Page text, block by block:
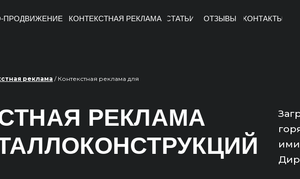
ПРОДВИЖЕНИЕ КОНТЕКСТНАЯ РЕКЛАМА КОНТАКТЫ
ОТЗЫВЫ
СТАТЬИ
РЕКЛАМА
реклама / Контекстная реклама для